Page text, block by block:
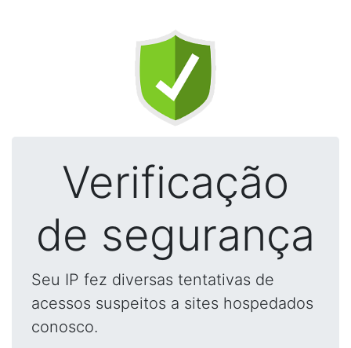
Verificação
de segurança
Seu IP fez diversas tentativas de
acessos suspeitos a sites hospedados
conosco.